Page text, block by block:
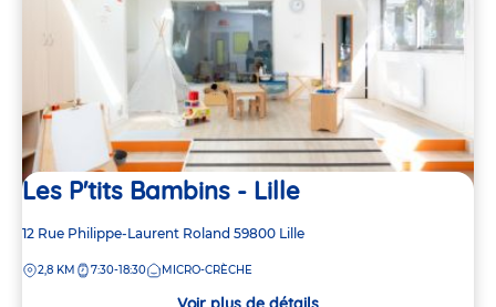
Les P'tits Bambins - Lille
Adresse
la
12 Rue Philippe-Laurent Roland 59800 Lille
DISTANCE
2,8 KM 7:30-18:30 MICRO-CRÈCHE